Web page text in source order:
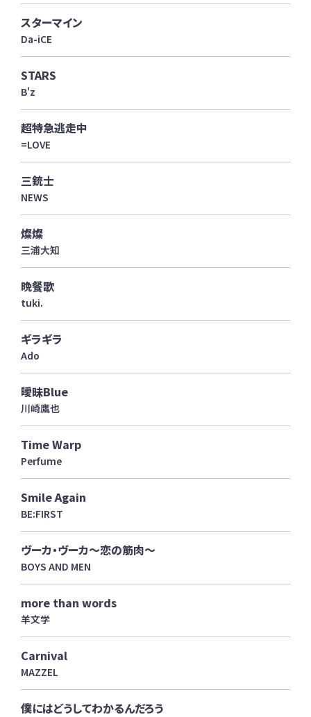
スターマイン
Da-iCE
STARS
B'z
超特急逃走中
=LOVE
三銃士
NEWS
燦燦
三浦大知
晩餐歌
tuki.
ギラギラ
Ado
曖昧Blue
川崎鷹也
Time Warp
Perfume
Smile Again
BE:FIRST
ヴーカ・ヴーカ～恋の筋肉～
BOYS AND MEN
more than words
羊文学
Carnival
MAZZEL
僕にはどうしてわかるんだろう